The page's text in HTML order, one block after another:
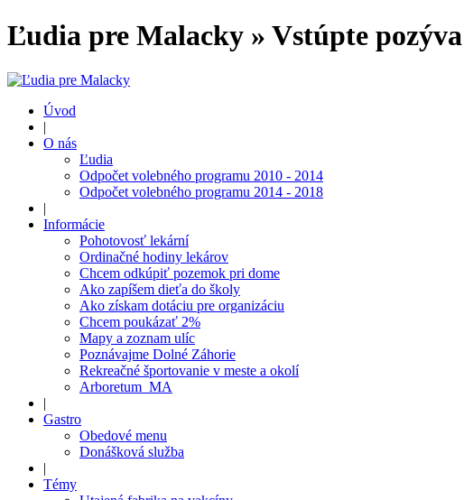
Ľudia pre Malacky » Vstúpte
Úvod
|
O nás
Ľudia
Odpočet volebného programu 2010 - 2014
Odpočet volebného programu 2014 - 2018
|
Informácie
Pohotovosť lekární
Ordinačné hodiny lekárov
Chcem odkúpiť pozemok pri dome
Ako zapíšem dieťa do školy
Ako získam dotáciu pre organizáciu
Chcem poukázať 2%
Mapy a zoznam ulíc
Poznávajme Dolné Záhorie
Rekreačné športovanie v meste a okolí
Arboretum_MA
|
Gastro
Obedové menu
Donášková služba
|
Témy